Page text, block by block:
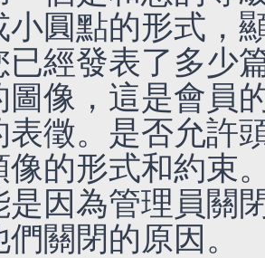
小圓點的形式，
已經發表了多少
圖像，這是會員
表徵。是否允許
像的形式和約束
是因為管理員關
關閉的原因。